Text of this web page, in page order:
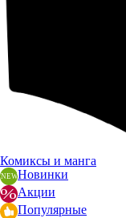
Комиксы и манга
Новинки
Акции
Популярные